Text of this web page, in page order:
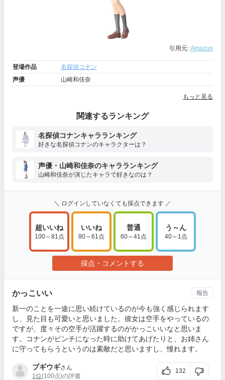
引用元: Amazon
登場作品
名探偵コナン
声優
山崎和佳奈
もっと見る
関連するランキング
名探偵コナンキャラランキング
好きな名探偵コナンのキャラクターは？
声優・山崎和佳奈のキャラランキング
山崎和佳奈が演じたキャラで好きなのは？
＼ ログインしていなくても採点できます ／
超いいね
100～81点
いいね
80～61点
普通
60～41点
う～ん
40～1点
採点・コメントする
かっこいい
新一のことを一途に思い続けているのが今も強く感じられます
し、見た目も可愛いと思いました。彼女は空手をやっているの
ですが、度々その空手が活躍するのがかっこいいなと思いま
す。コナンがピンチになった時に助けてあげたりと、お姉さん
に守ってもらうというのは素敵だと思いますし、憧れます。
ブギウギさん
1位(100点)の評価
132
報告